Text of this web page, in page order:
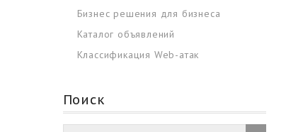
Бизнес решения для бизнеса
Каталог объявлений
Классификация Web-атак
Поиск